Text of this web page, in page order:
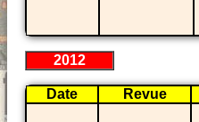
2012
Date Revue